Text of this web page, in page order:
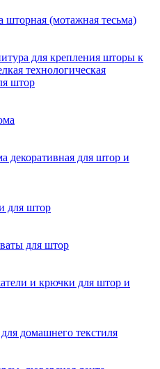
шторная (мотажная тесьма)
для крепления шторы к
технологическая
штор
декоративная для штор и
для штор
для штор
и крючки для штор и
домашнего текстиля